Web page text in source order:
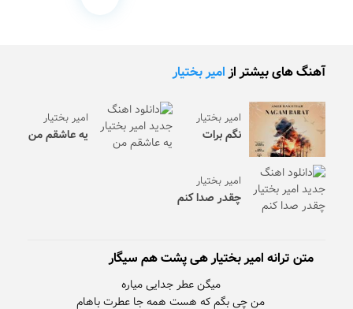
آهنگ های بیشتر ازامیر بختیار
امیر بختیار
نگم برات
امیر بختیار
یه عاشقم من
امیر بختیار
چقدر صدا کنم
متن ترانه امیر بختیار هی پشت هم سیگار